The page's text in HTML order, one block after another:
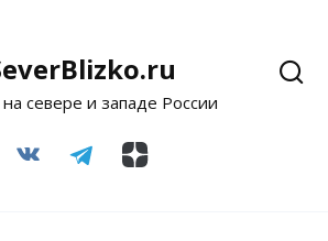
севере и западе России